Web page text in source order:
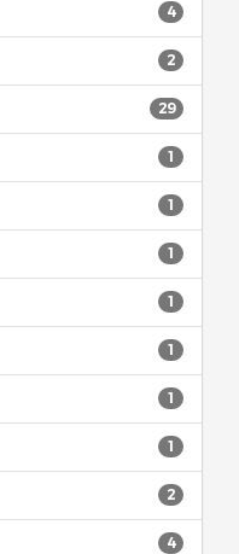
4
2
29
1
1
1
1
1
1
1
2
4